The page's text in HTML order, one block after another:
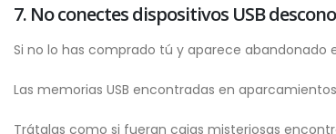
7. No conectes dispositivos USB
Si no lo has comprado tú y aparece abandonado
Las memorias USB encontradas en
Trátalas como si fueran cajas misteriosas